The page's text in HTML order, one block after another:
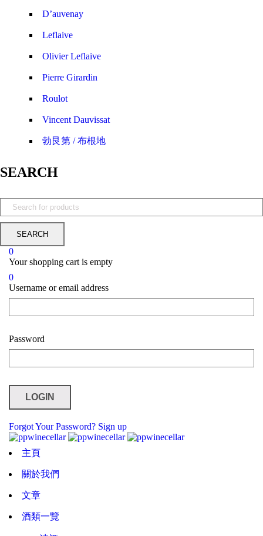
D’auvenay
Leflaive
Olivier Leflaive
Pierre Girardin
Roulot
Vincent Dauvissat
勃艮第 / 布根地
SEARCH
0
Your shopping cart is empty
0
Username or email address
Password
Forgot Your Password? Sign up
主頁
關於我們
文章
酒類一覽